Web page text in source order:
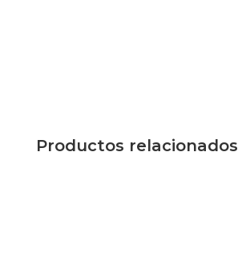
Productos relacionados